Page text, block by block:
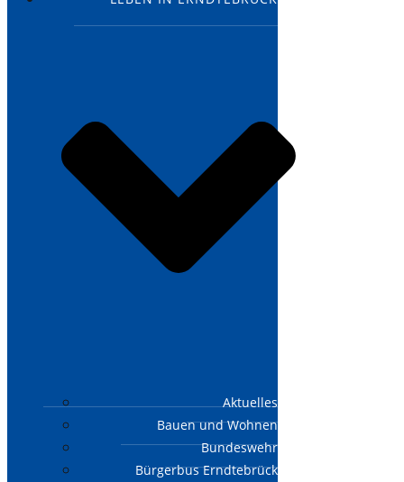
Aktuelles
Bauen und Wohnen
Bundeswehr
Bürgerbus Erndtebrück